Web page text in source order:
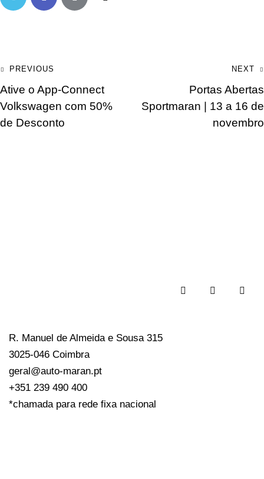
PREVIOUS
Ative o App-Connect
Volkswagen com 50%
de Desconto
NEXT
Portas Abertas
Sportmaran | 13 a 16 de
novembro
R. Manuel de Almeida e Sousa 315
3025-046 Coimbra
geral@auto-maran.pt
+351 239 490 400
*chamada para rede fixa nacional